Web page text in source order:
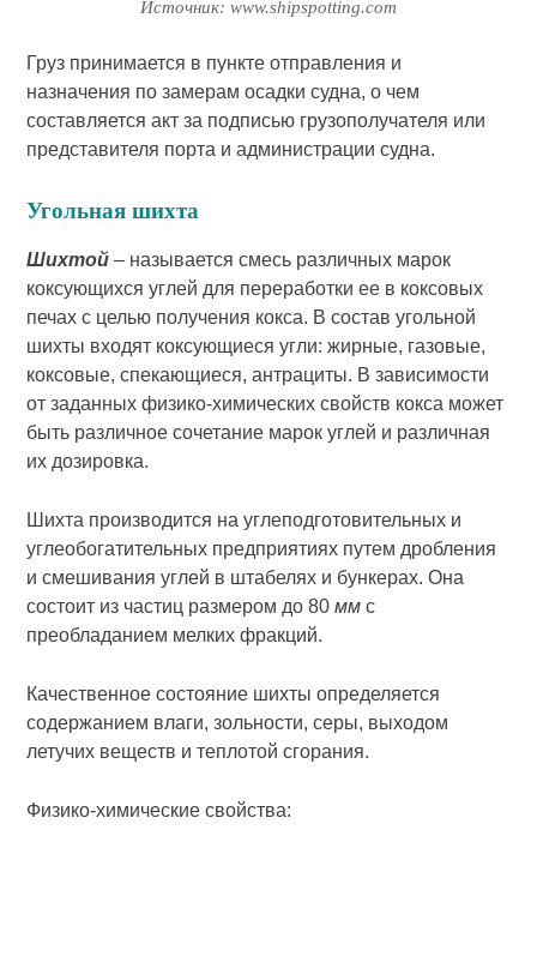
Источник: www.shipspotting.com
Груз принимается в пункте отправления и
назначения по замерам осадки судна, о чем
составляется акт за подписью грузополучателя или
представителя порта и администрации судна.
Угольная шихта
Шихтой – называется смесь различных марок
коксующихся углей для переработки ее в коксовых
печах с целью получения кокса. В состав угольной
шихты входят коксующиеся угли: жирные, газовые,
коксовые, спекающиеся, антрациты. В зависимости
от заданных физико-химических свойств кокса может
быть различное сочетание марок углей и различная
их дозировка.
Шихта производится на углеподготовительных и
углеобогатительных предприятиях путем дробления
и смешивания углей в штабелях и бункерах. Она
состоит из частиц размером до 80мм с
преобладанием мелких фракций.
Качественное состояние шихты определяется
содержанием влаги, зольности, серы, выходом
летучих веществ и теплотой сгорания.
Физико-химические свойства: